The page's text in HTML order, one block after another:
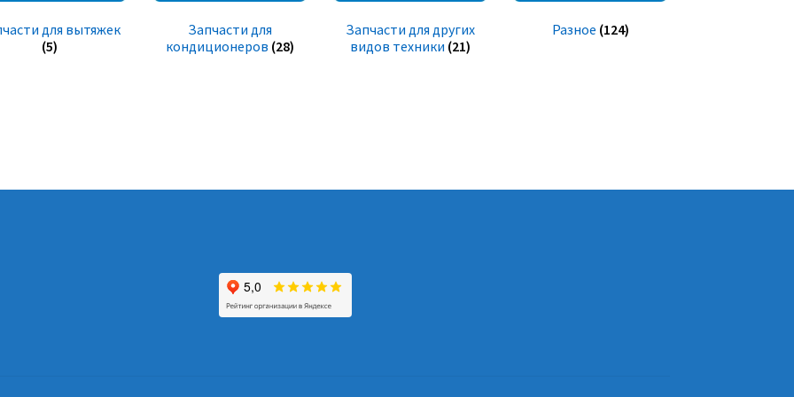
для вытяжек
(5)
Запчасти для
кондиционеров (28)
Запчасти для других
видов техники (21)
Разное (124)